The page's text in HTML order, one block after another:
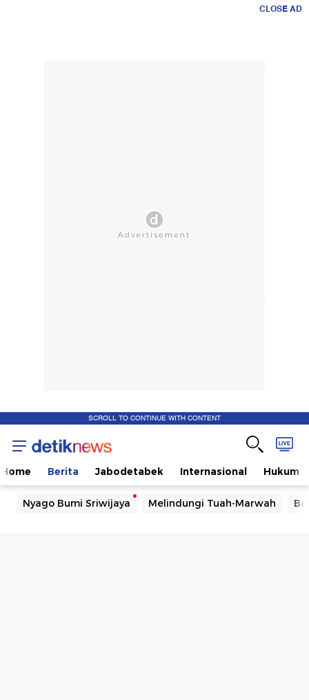
CLOSE AD
SCROLL TO CONTINUE WITH CONTENT
Home Berita Jabodetabek Internasional Hukum
Nyago Bumi Sriwijaya Melindungi Tuah-Marwah